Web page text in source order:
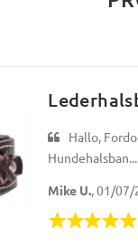
Hallo,
Hundehalsban...
Mike U., 01/07/